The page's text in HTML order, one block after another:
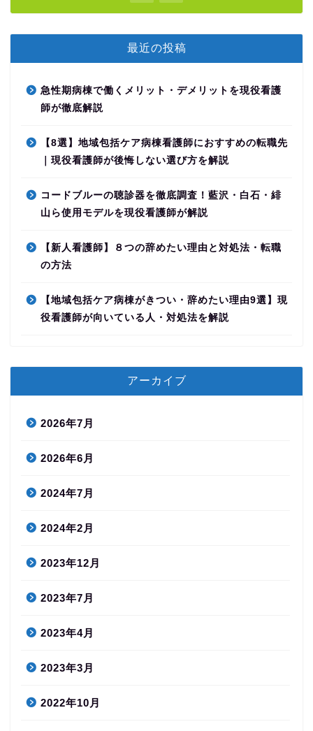
最近の投稿
急性期病棟で働くメリット・デメリットを現役看護
師が徹底解説
【8選】地域包括ケア病棟看護師におすすめの転職先
｜現役看護師が後悔しない選び方を解説
コードブルーの聴診器を徹底調査！藍沢・白石・緋
山ら使用モデルを現役看護師が解説
【新人看護師】８つの辞めたい理由と対処法・転職
の方法
【地域包括ケア病棟がきつい・辞めたい理由9選】現
役看護師が向いている人・対処法を解説
アーカイブ
2026年7月
2026年6月
2024年7月
2024年2月
2023年12月
2023年7月
2023年4月
2023年3月
2022年10月